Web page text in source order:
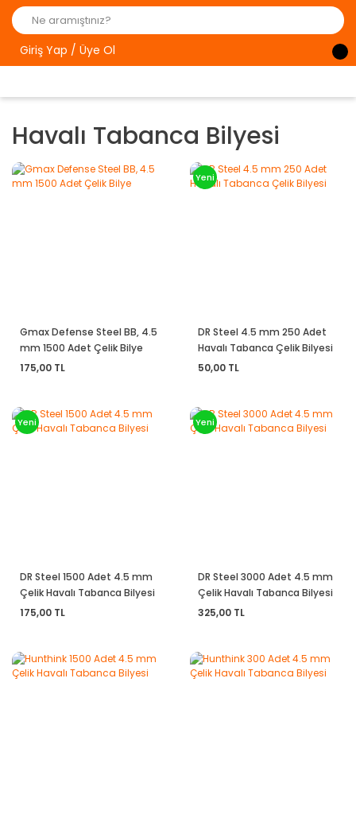
Giriş Yap / Üye Ol
Havalı Tabanca Bilyesi
Gmax Defense Steel BB, 4.5
mm 1500 Adet Çelik Bilye
175,00 TL
Yeni
DR Steel 4.5 mm 250 Adet
Havalı Tabanca Çelik Bilyesi
50,00 TL
Yeni
DR Steel 1500 Adet 4.5 mm
Çelik Havalı Tabanca Bilyesi
175,00 TL
Yeni
DR Steel 3000 Adet 4.5 mm
Çelik Havalı Tabanca Bilyesi
325,00 TL